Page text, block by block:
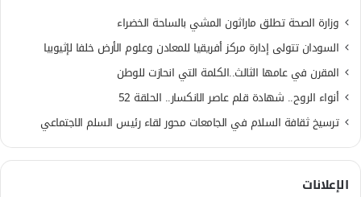
وزارة الصحة تطلق ماراثون المشي بالساحة الخضراء
السودان تتولى إدارة مركز أفريقيا للمعادن وعلوم الأرض خلفا لإثيوبيا
المقرن في عامها الثالث..الكلمة التي انحازت للوطن
أنواء الروح.. شهادة قلم عاصر الانكسار.. الحلقة 52
ترسيخ ثقافة السلام في الجامعات محور لقاء رئيس السلم الاجتماعي
الإعلانات